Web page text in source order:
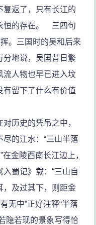
复返了，只有长江的
恒的存在。 三四句
。三国时的吴和后来
分地说，吴国昔日繁
流人物也早已进入坟
有留下了什么有价值
历史的凭吊之中，
的江水：“三山半落
金陵西南长江边上，
蜀记》载：“三山自
，及过其下，则距金
无中”正好注释“半落
隐若现的景象写得恰